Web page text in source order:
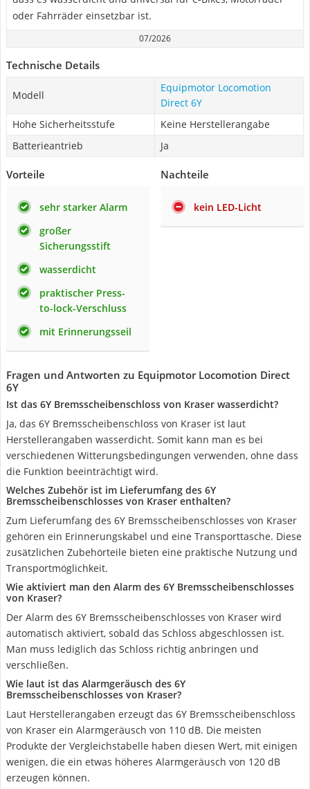
oder Fahrräder einsetzbar ist.
07/2026
Technische Details
Modell
Equipmotor Locomotion
Direct 6Y
Hohe Sicherheitsstufe
Keine Herstellerangabe
Batterieantrieb
Ja
Vorteile
sehr starker Alarm
großer
Sicherungsstift
wasserdicht
praktischer Press-
to-lock-Verschluss
mit Erinnerungsseil
Nachteile
kein LED-Licht
Fragen und Antworten zu Equipmotor Locomotion Direct
6Y
Ist das 6Y Bremsscheibenschloss von Kraser wasserdicht?
Ja, das 6Y Bremsscheibenschloss von Kraser ist laut
Herstellerangaben wasserdicht. Somit kann man es bei
verschiedenen Witterungsbedingungen verwenden, ohne dass
die Funktion beeinträchtigt wird.
Welches Zubehör ist im Lieferumfang des 6Y
Bremsscheibenschlosses von Kraser enthalten?
Zum Lieferumfang des 6Y Bremsscheibenschlosses von Kraser
gehören ein Erinnerungskabel und eine Transporttasche. Diese
zusätzlichen Zubehörteile bieten eine praktische Nutzung und
Transportmöglichkeit.
Wie aktiviert man den Alarm des 6Y Bremsscheibenschlosses
von Kraser?
Der Alarm des 6Y Bremsscheibenschlosses von Kraser wird
automatisch aktiviert, sobald das Schloss abgeschlossen ist.
Man muss lediglich das Schloss richtig anbringen und
verschließen.
Wie laut ist das Alarmgeräusch des 6Y
Bremsscheibenschlosses von Kraser?
Laut Herstellerangaben erzeugt das 6Y Bremsscheibenschloss
von Kraser ein Alarmgeräusch von 110 dB. Die meisten
Produkte der Vergleichstabelle haben diesen Wert, mit einigen
wenigen, die ein etwas höheres Alarmgeräusch von 120 dB
erzeugen können.